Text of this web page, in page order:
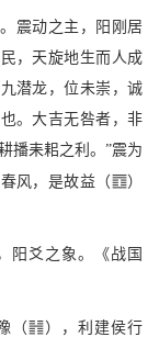
震动之主，阳刚居
，天旋地生而人成
潜龙，位未崇，诚
。大吉无咎者，非
播耒耜之利。”震为
风，是故益（S）
阳爻之象。《战国
（f），利建侯行